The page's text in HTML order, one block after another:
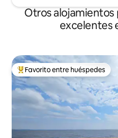
Otros alojamientos
excelentes
Favorito entre huéspedes
Favorito entre huéspedes